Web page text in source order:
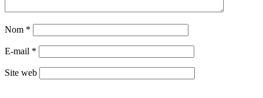
Nom *
E-mail *
Site web